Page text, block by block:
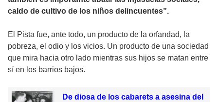
caldo de cultivo de los niños delincuentes”.
El Pista fue, ante todo, un producto de la orfandad, la
pobreza, el odio y los vicios. Un producto de una sociedad
que mira hacia otro lado mientras sus hijos se matan entre
sí en los barrios bajos.
De diosa de los cabarets a asesina del